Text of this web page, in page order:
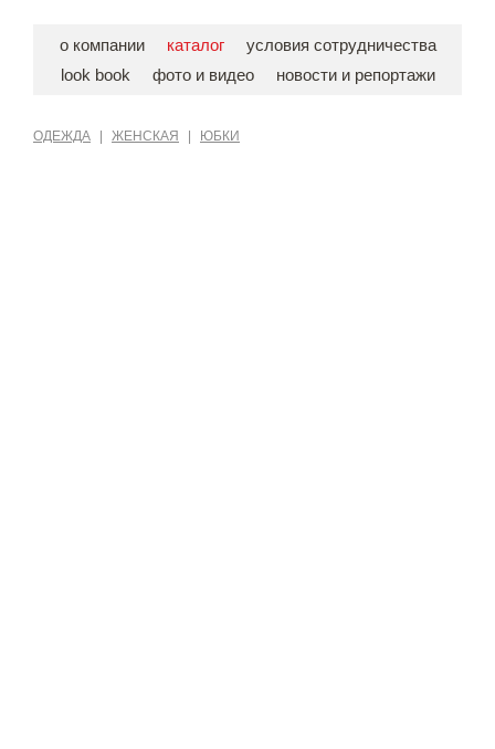
о компании каталог
условия сотрудничества
look book
фото и видео новости и репортажи
ОДЕЖДА ЖЕНСКАЯ ЮБКИ